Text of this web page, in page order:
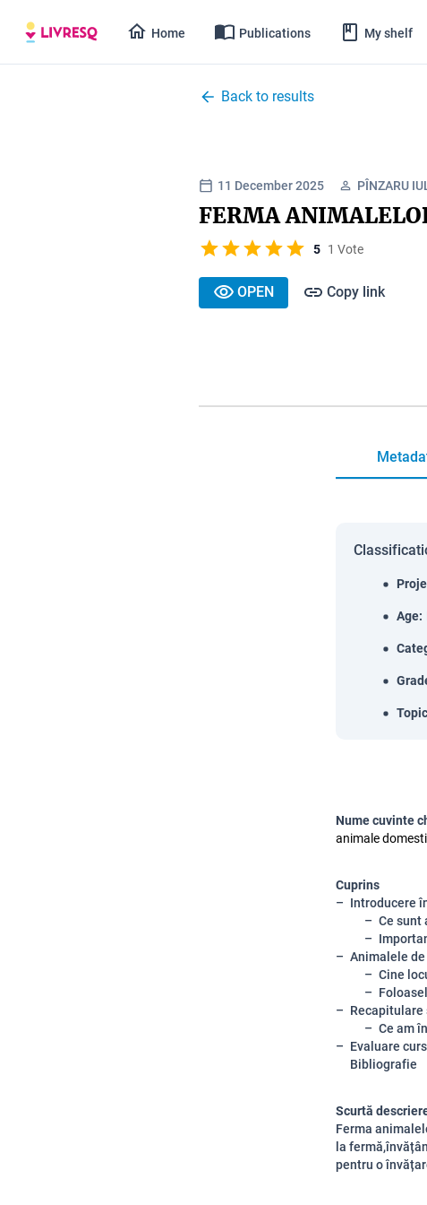
Home Publications My shelf
Back to results
11 December 2025 PÎNZARU
FERMA
5 1 Vote
OPEN Copy link
Age:
Topic
Nume cuvinte
animale
Cuprins
Introducere
Ce sunt
Animalele
Cine
Recapitulare
Ce am
Evaluare curs
Bibliografie
Scurtă
Ferma
la
pentru o